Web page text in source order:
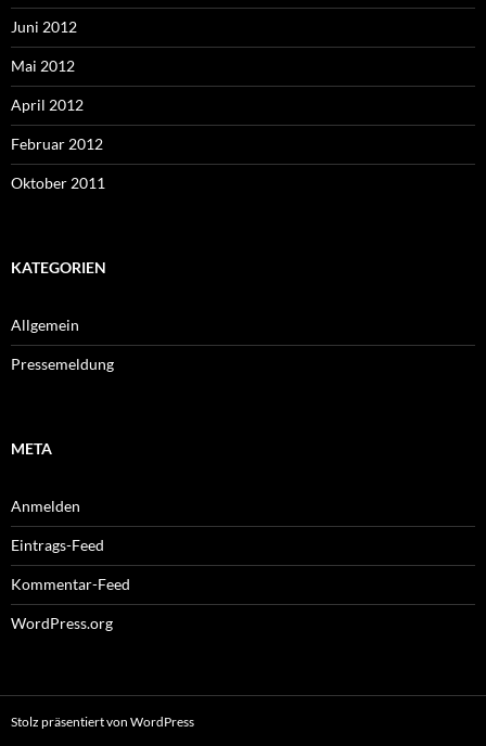
Juni 2012
Mai 2012
April 2012
Februar 2012
Oktober 2011
KATEGORIEN
Allgemein
Pressemeldung
META
Anmelden
Eintrags-Feed
Kommentar-Feed
WordPress.org
Stolz präsentiert von WordPress